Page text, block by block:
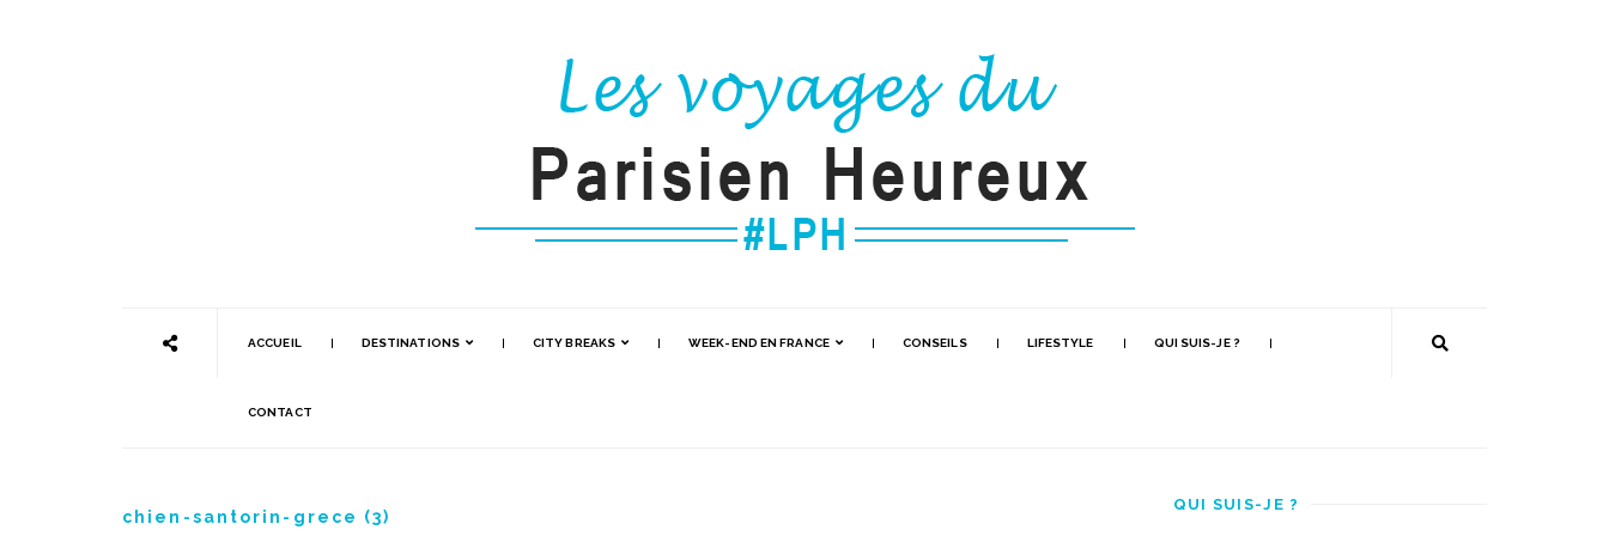
ACCUEIL DESTINATIONS CITY BREAKS WEEK-END EN FRANCE CONSEILS LIFESTYLE QUI SUIS-JE ?
CONTACT
chien-santorin-grece (3)
QUI SUIS-JE ?